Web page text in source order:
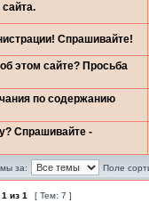
Спрашивайте!
этом сайте? Просьба
по содержанию
Спрашивайте -
за: Поле
1 из 1 [ Тем: 7 ]